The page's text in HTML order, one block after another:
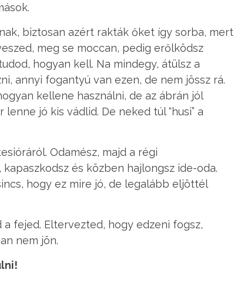
biztosan azért rakták őket így sorba, mert
meg se moccan, pedig erőlködsz
hogyan kell. Na mindegy, átülsz a
annyi fogantyú van ezen, de nem jössz rá.
kellene használni, de az ábrán jól
jó kis vádlid. De neked túl “husi” a
Odamész, majd a régi
és közben hajlongsz ide-oda.
hogy ez mire jó, de legalább eljöttél
fejed. Eltervezted, hogy edzeni fogsz,
nem jön.